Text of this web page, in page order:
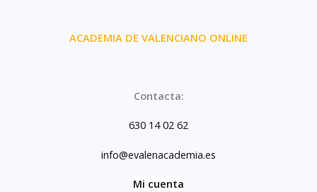
ACADEMIA DE VALENCIANO ONLINE
Contacta:
630 14 02 62
info@evalenacademia.es
Mi cuenta